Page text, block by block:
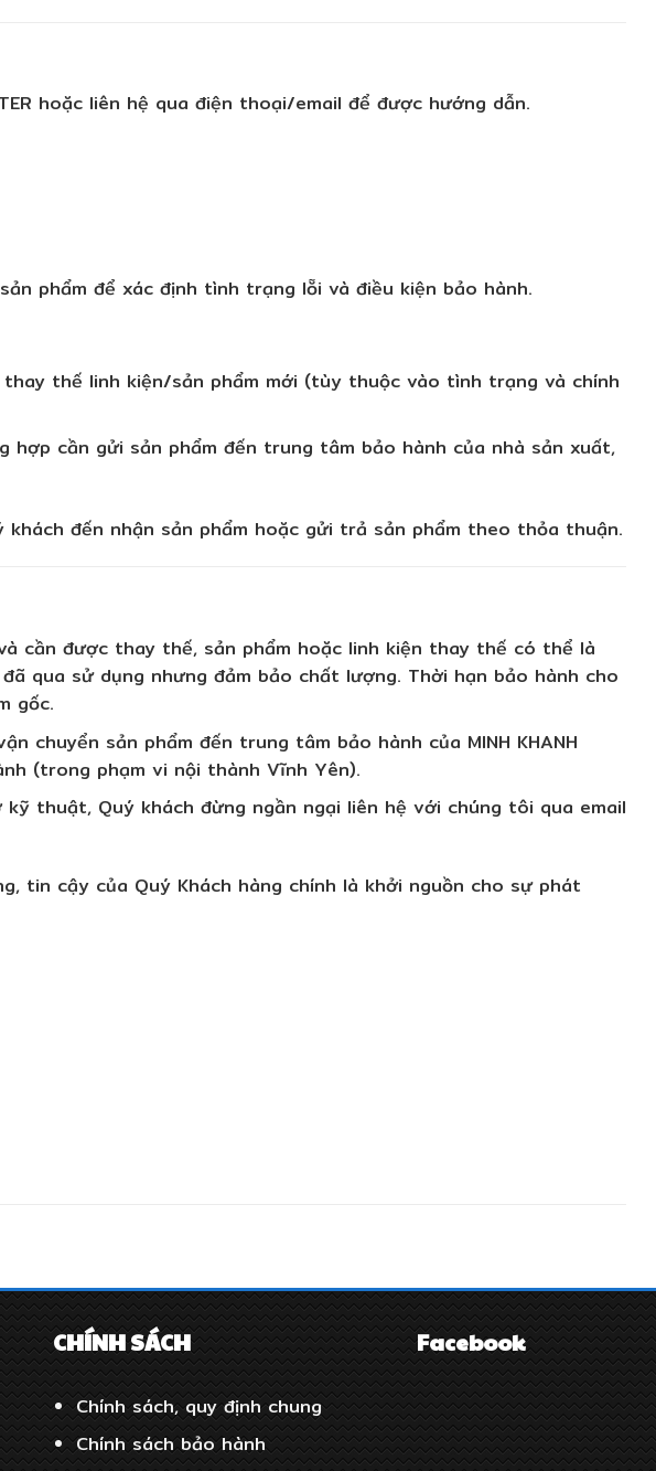
hoặc liên hệ qua điện thoại/email để được hướng dẫn.
phẩm để xác định tình trạng lỗi và điều kiện bảo hành.
thế linh kiện/sản phẩm mới (tùy thuộc vào tình trạng và chính
cần gửi sản phẩm đến trung tâm bảo hành của nhà sản xuất,
đến nhận sản phẩm hoặc gửi trả sản phẩm theo thỏa thuận.
cần được thay thế, sản phẩm hoặc linh kiện thay thế có thể là
qua sử dụng nhưng đảm bảo chất lượng. Thời hạn bảo hành cho
gốc.
chuyển sản phẩm đến trung tâm bảo hành của MINH KHANH
(trong phạm vi nội thành Vĩnh Yên).
thuật, Quý khách đừng ngần ngại liên hệ với chúng tôi qua email
tin cậy của Quý Khách hàng chính là khởi nguồn cho sự phát
CHÍNH SÁCH
Chính sách, quy định chung
Chính sách bảo hành
Facebook